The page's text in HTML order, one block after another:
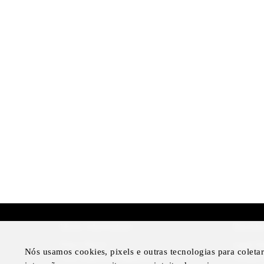
Four Seasons Magazine
Privacy
Nós usamos cookies, pixels e outras tecnologias para